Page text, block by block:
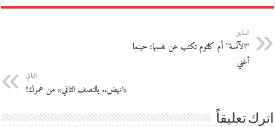
السابق
“الآنسة” أم كلثوم تكتب عن نفسها: حينما
أغني
التالي
«انهض.. بالنصف الثاني» من عمرك!
اترك تعليقاً